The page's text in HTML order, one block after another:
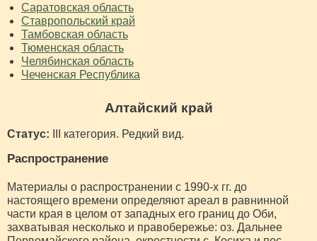
Саратовская область
Ставропольский край
Тамбовская область
Тюменская область
Челябинская область
Чеченская Республика
Алтайский край
Статус: III категория. Редкий вид.
Распространение
Материалы о распространении с 1990-х гг. до
настоящего времени определяют ареал в равнинной
части края в целом от западных его границ до Оби,
захватывая несколько и правобережье: оз. Дальнее